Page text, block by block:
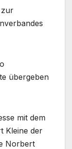
zur
übergeben
mit dem
Kleine der
Norbert